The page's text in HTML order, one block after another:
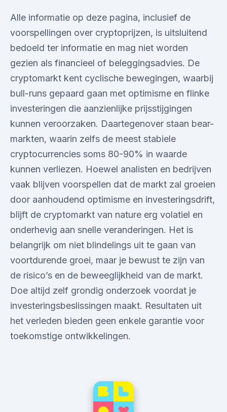
Alle informatie op deze pagina, inclusief de
voorspellingen over cryptoprijzen, is uitsluitend
bedoeld ter informatie en mag niet worden
gezien als financieel of beleggingsadvies. De
cryptomarkt kent cyclische bewegingen, waarbij
bull-runs gepaard gaan met optimisme en flinke
investeringen die aanzienlijke prijsstijgingen
kunnen veroorzaken. Daartegenover staan bear-
markten, waarin zelfs de meest stabiele
cryptocurrencies soms 80-90% in waarde
kunnen verliezen. Hoewel analisten en bedrijven
vaak blijven voorspellen dat de markt zal groeien
door aanhoudend optimisme en investeringsdrift,
blijft de cryptomarkt van nature erg volatiel en
onderhevig aan snelle veranderingen. Het is
belangrijk om niet blindelings uit te gaan van
voortdurende groei, maar je bewust te zijn van
de risico’s en de beweeglijkheid van de markt.
Doe altijd zelf grondig onderzoek voordat je
investeringsbeslissingen maakt. Resultaten uit
het verleden bieden geen enkele garantie voor
toekomstige ontwikkelingen.